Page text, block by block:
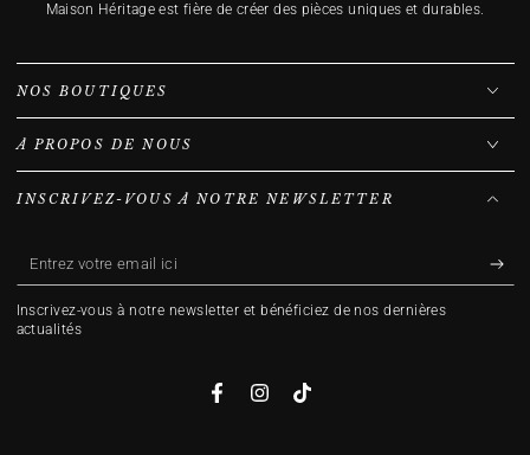
Maison Héritage est fière de créer des pièces uniques et durables.
NOS BOUTIQUES
À PROPOS DE NOUS
INSCRIVEZ-VOUS À NOTRE NEWSLETTER
Entrez
votre
email
Inscrivez-vous à notre newsletter et bénéficiez de nos dernières
actualités
FacebookInstagramTikTok